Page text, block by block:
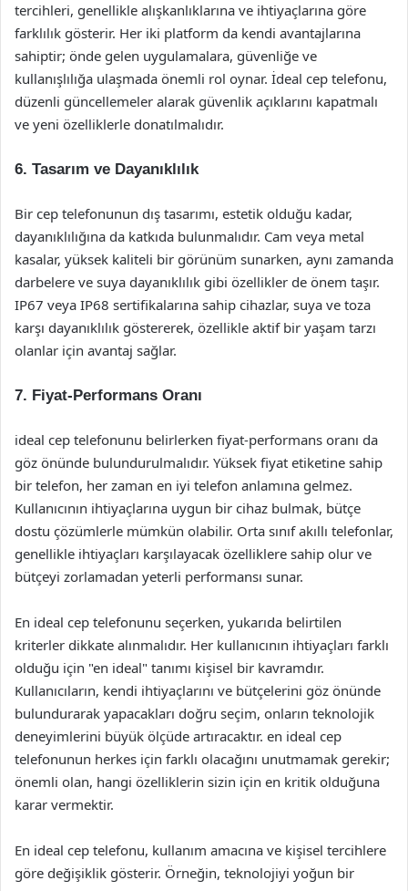
tercihleri, genellikle alışkanlıklarına ve ihtiyaçlarına göre
farklılık gösterir. Her iki platform da kendi avantajlarına
sahiptir; önde gelen uygulamalara, güvenliğe ve
kullanışlılığa ulaşmada önemli rol oynar. İdeal cep telefonu,
düzenli güncellemeler alarak güvenlik açıklarını kapatmalı
ve yeni özelliklerle donatılmalıdır.
6. Tasarım ve Dayanıklılık
Bir cep telefonunun dış tasarımı, estetik olduğu kadar,
dayanıklılığına da katkıda bulunmalıdır. Cam veya metal
kasalar, yüksek kaliteli bir görünüm sunarken, aynı zamanda
darbelere ve suya dayanıklılık gibi özellikler de önem taşır.
IP67 veya IP68 sertifikalarına sahip cihazlar, suya ve toza
karşı dayanıklılık göstererek, özellikle aktif bir yaşam tarzı
olanlar için avantaj sağlar.
7. Fiyat-Performans Oranı
ideal cep telefonunu belirlerken fiyat-performans oranı da
göz önünde bulundurulmalıdır. Yüksek fiyat etiketine sahip
bir telefon, her zaman en iyi telefon anlamına gelmez.
Kullanıcının ihtiyaçlarına uygun bir cihaz bulmak, bütçe
dostu çözümlerle mümkün olabilir. Orta sınıf akıllı telefonlar,
genellikle ihtiyaçları karşılayacak özelliklere sahip olur ve
bütçeyi zorlamadan yeterli performansı sunar.
En ideal cep telefonunu seçerken, yukarıda belirtilen
kriterler dikkate alınmalıdır. Her kullanıcının ihtiyaçları farklı
olduğu için "en ideal" tanımı kişisel bir kavramdır.
Kullanıcıların, kendi ihtiyaçlarını ve bütçelerini göz önünde
bulundurarak yapacakları doğru seçim, onların teknolojik
deneyimlerini büyük ölçüde artıracaktır. en ideal cep
telefonunun herkes için farklı olacağını unutmamak gerekir;
önemli olan, hangi özelliklerin sizin için en kritik olduğuna
karar vermektir.
En ideal cep telefonu, kullanım amacına ve kişisel tercihlere
göre değişiklik gösterir. Örneğin, teknolojiyi yoğun bir